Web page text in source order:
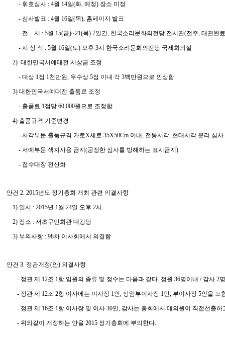
- 휘호심사 : 4월 14일(화, 예정) 장소 미정
- 심사발표 : 4월 16일(목), 홈페이지 발표
- 전 시 : 5월 15(금)~21(목) 7일간, 한국소리문화의전당 전시관(전주, 대관완
- 시 상 식 : 5월 16일(토) 오후 3시 한국소리문화의전당 국제회의실
2) 대한민국서예대전 시상금 조정
- 대상 1점 1천만원, 우수상 5점 이내 각 3백만원으로 인상함
3) 대한민국서예대전 출품료 조정
- 출품료 1점당 60,000원으로 조정함
4) 출품규격 기준변경
- 서각부문 출품규격 가로X세로 35X50Cm 이내, 전통서각, 현대서각 분리 심사
- 서예부문 색지사용 금지(공정한 심사를 방해하는 표시금지)
- 접수대장 전산화
안건 2. 2015년도 정기총회 개최 관련 의결사항
1) 일시 : 2015년 1월 24일 오후 2시
2) 장소 : 서초구민회관 대강당
3) 부의사항 : 98차 이사회에서 의결함
안건 3. 정관개정(안) 의결사항
- 정관 제 12조 1항 임원의 종류 및 정수는 다음과 같다. 정원 36명이내 / 감사 2명
- 정관 제 12조 2항 이사에는 이사장 1인, 상임부이사장 1인, 부이사장 5인을 포
- 정관 제 16조 1항 이사장 및 이사 30인, 감사는 총회에서 대의원이 직접선출
- 위와같이 개정하는 안을 2015 정기총회에 부의한다.